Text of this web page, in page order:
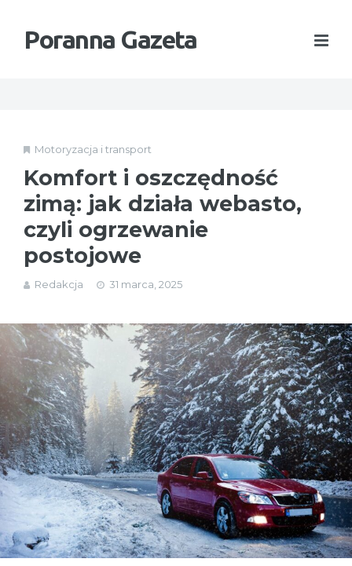
Poranna Gazeta
Motoryzacja i transport
Komfort i oszczędność
zimą: jak działa webasto,
czyli ogrzewanie
postojowe
Redakcja 31 marca, 2025